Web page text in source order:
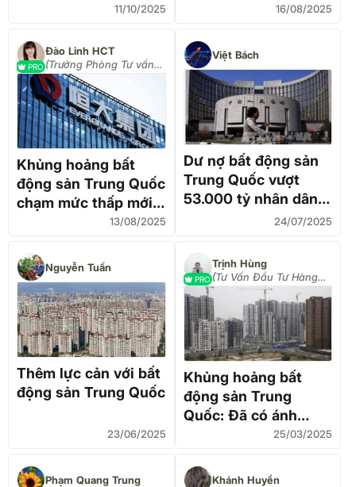
11/10/2025 16/08/2025
PRO
Đào Linh HCT
(Trưởng Phòng Tư vấn
đầu tư Hàng hoá)
Khủng hoảng bất
động sản Trung Quốc
chạm mức thấp mới
với việc Evergrande
13/08/2025
Việt Bách
Dư nợ bất động sản
Trung Quốc vượt
53.000 tỷ nhân dân
24/07/2025
Nguyễn Tuấn
Thêm lực cản với bất
động sản Trung Quốc
23/06/2025
PRO
Trịnh Hùng
(Tư Vấn Đầu Tư Hàng
Hoá_ 0906302988)
Khủng hoảng bất
động sản Trung
Quốc: Đã có ánh
sáng cuối đường hầm
25/03/2025
Phạm Quang Trung Khánh Huyền